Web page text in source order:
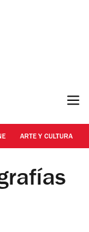
ARTE Y CULTURA